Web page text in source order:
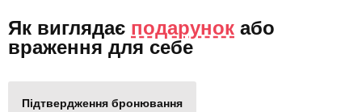
Як виглядає подарунок або
враження для себе
Підтвердження бронювання